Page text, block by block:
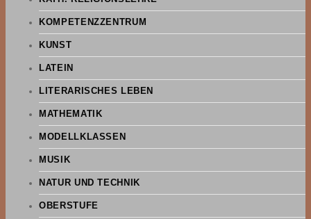
KOMPETENZZENTRUM
KUNST
LATEIN
LITERARISCHES LEBEN
MATHEMATIK
MODELLKLASSEN
MUSIK
NATUR UND TECHNIK
OBERSTUFE